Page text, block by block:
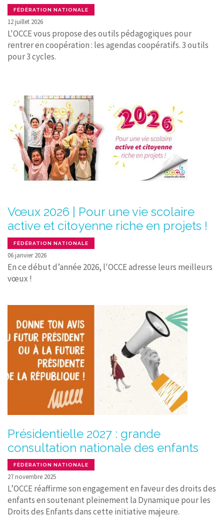
FÉDÉRATION NATIONALE
12 juillet 2026
L'OCCE vous propose des outils pédagogiques pour
rentrer en coopération : les agendas coopératifs. 3 outils
pour 3 cycles.
Vœux 2026 | Pour une vie scolaire
active et citoyenne riche en projets !
FÉDÉRATION NATIONALE
06 janvier 2026
En ce début d’année 2026, l'OCCE adresse leurs meilleurs
vœux !
Présidentielle 2027 : grande
consultation nationale des enfants
FÉDÉRATION NATIONALE
27 novembre 2025
L’OCCE réaffirme son engagement en faveur des droits des
enfants en soutenant pleinement la Dynamique pour les
Droits des Enfants dans cette initiative majeure.